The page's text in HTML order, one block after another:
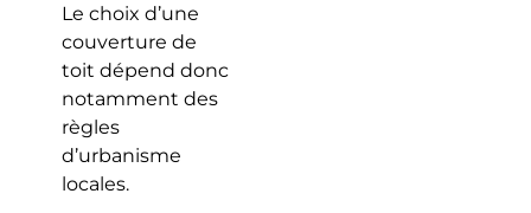
Le choix d’une
couverture de
toit dépend donc
notamment des
règles
d’urbanisme
locales.